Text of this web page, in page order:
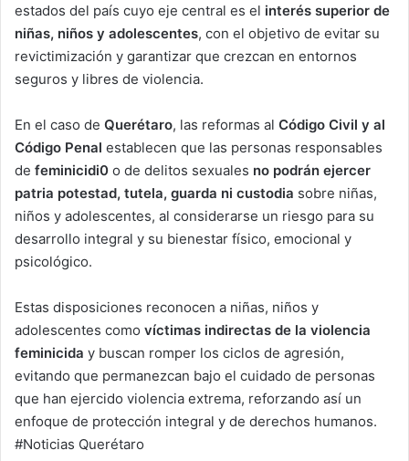
estados del país cuyo eje central es el interés superior de
niñas, niños y adolescentes, con el objetivo de evitar su
revictimización y garantizar que crezcan en entornos
seguros y libres de violencia.
En el caso de Querétaro, las reformas al Código Civil y al
Código Penal establecen que las personas responsables
de feminicidi0 o de delitos sexuales no podrán ejercer
patria potestad, tutela, guarda ni custodia sobre niñas,
niños y adolescentes, al considerarse un riesgo para su
desarrollo integral y su bienestar físico, emocional y
psicológico.
Estas disposiciones reconocen a niñas, niños y
adolescentes como víctimas indirectas de la violencia
feminicida y buscan romper los ciclos de agresión,
evitando que permanezcan bajo el cuidado de personas
que han ejercido violencia extrema, reforzando así un
enfoque de protección integral y de derechos humanos.
#Noticias Querétaro